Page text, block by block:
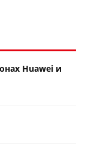
Huawei и